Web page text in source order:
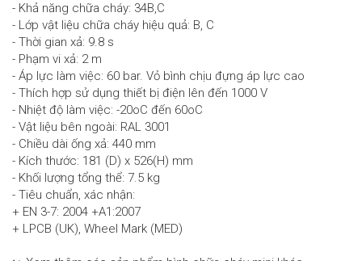
- Khả năng chữa cháy: 34B,C
- Lớp vật liệu chữa cháy hiệu quả: B, C
- Thời gian xả: 9.8 s
- Phạm vi xả: 2 m
- Áp lực làm việc: 60 bar. Vỏ bình chịu đựng áp lực cao
- Thích hợp sử dụng thiết bị điện lên đến 1000 V
- Nhiệt độ làm việc: -20oC đến 60oC
- Vật liệu bên ngoài: RAL 3001
- Chiều dài ống xả: 440 mm
- Kích thước: 181 (D) x 526(H) mm
- Khối lượng tổng thể: 7.5 kg
- Tiêu chuẩn, xác nhận:
+ EN 3-7: 2004 +A1:2007
+ LPCB (UK), Wheel Mark (MED)